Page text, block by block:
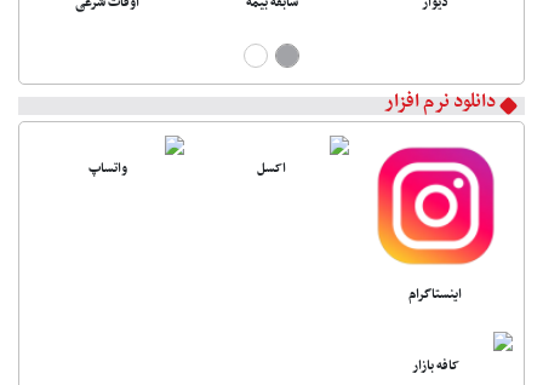
دانلود نرم افزار
اینستاگرام
اکسل واتساپ
کافه بازار